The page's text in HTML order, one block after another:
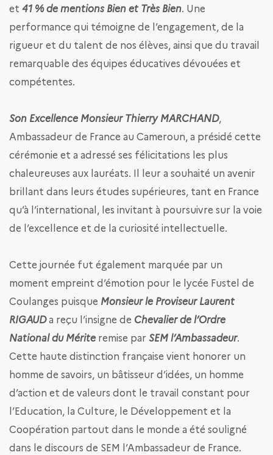
et 41 % de mentions Bien et Très Bien. Une
performance qui témoigne de l’engagement, de la
rigueur et du talent de nos élèves, ainsi que du travail
remarquable des équipes éducatives dévouées et
compétentes.
Son Excellence Monsieur Thierry MARCHAND,
Ambassadeur de France au Cameroun, a présidé cette
cérémonie et a adressé ses félicitations les plus
chaleureuses aux lauréats. Il leur a souhaité un avenir
brillant dans leurs études supérieures, tant en France
qu’à l’international, les invitant à poursuivre sur la voie
de l’excellence et de la curiosité intellectuelle.
Cette journée fut également marquée par un
moment empreint d’émotion pour le lycée Fustel de
Coulanges puisque Monsieur le Proviseur Laurent
RIGAUDa reçu l’insigne de Chevalier de l’Ordre
National du Mérite remise par SEM l’Ambassadeur.
Cette haute distinction française vient honorer un
homme de savoirs, un bâtisseur d’idées, un homme
d’action et de valeurs dont le travail constant pour
l’Education, la Culture, le Développement et la
Coopération partout dans le monde a été souligné
dans le discours de SEM l’Ambassadeur de France.